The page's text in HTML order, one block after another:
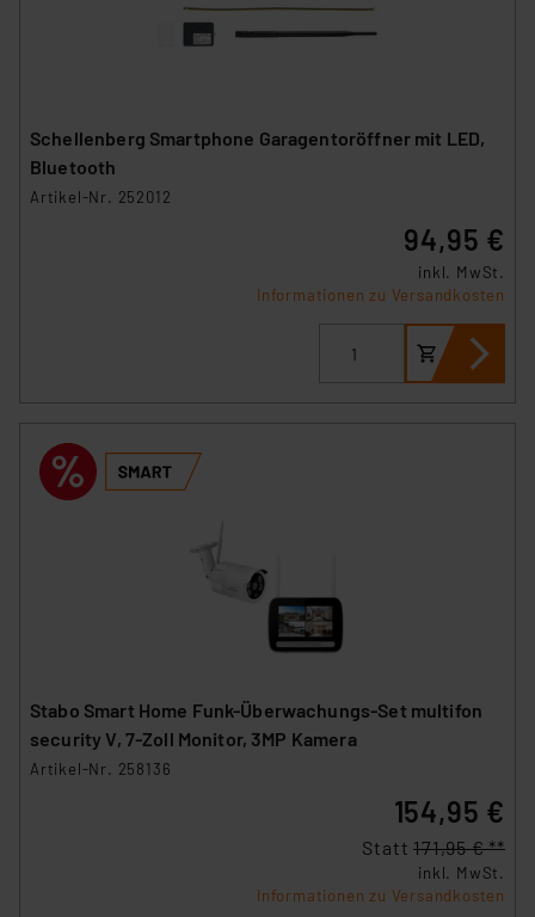
Schellenberg Smartphone Garagentoröffner mit LED,
Bluetooth
Artikel-Nr. 252012
94,95 €
inkl. MwSt.
Informationen zu Versandkosten
Stabo Smart Home Funk-Überwachungs-Set multifon
security V, 7-Zoll Monitor, 3MP Kamera
Artikel-Nr. 258136
154,95 €
Statt171,95 € **
inkl. MwSt.
Informationen zu Versandkosten